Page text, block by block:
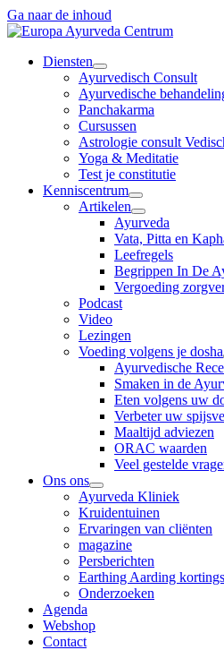
Ga naar de inhoud
Diensten
Ayurvedisch Consult
Ayurvedische
Panchakarma
Cursussen
Astrologie consult
Yoga & Meditatie
Test je constitutie
Kenniscentrum
Artikelen
Ayurveda
Vata, Pitta en
Leefregels
Begrippen In De
Vergoeding
Podcast
Video
Lezingen
Voeding volgens je dosha
Ayurvedische
Smaken in de
Eten volgens uw
Verbeter uw
Maaltijd adviezen
ORAC waarden
Veel gestelde
Ons ons
Ayurveda Kliniek
Kruidentuinen
Ervaringen van cliënten
magazine
Persberichten
Earthing Aarding
Onderzoeken
Agenda
Webshop
Contact